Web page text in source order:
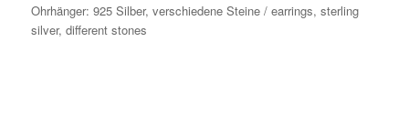
Ohrhänger: 925 Silber, verschiedene Steine / earrings, sterling
silver, different stones